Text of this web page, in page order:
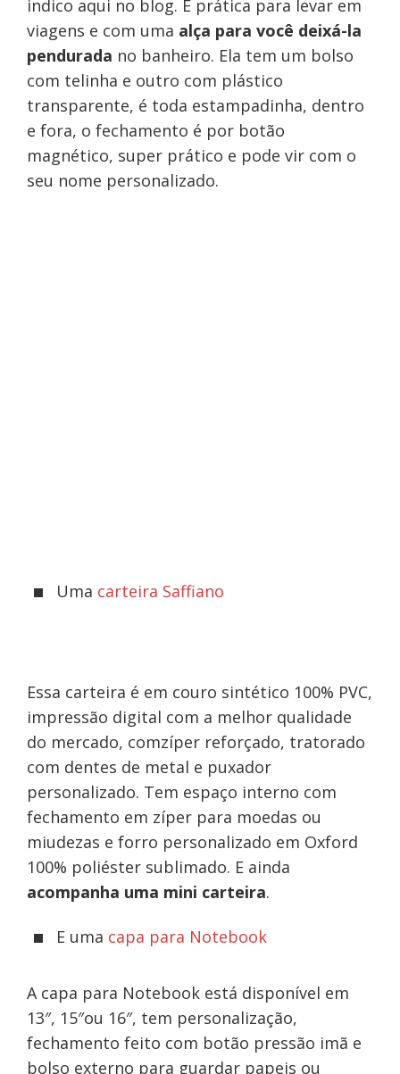
indico aqui no blog. É prática para levar em
viagens e com uma alça para você deixá-la
pendurada no banheiro. Ela tem um bolso
com telinha e outro com plástico
transparente, é toda estampadinha, dentro
e fora, o fechamento é por botão
magnético, super prático e pode vir com o
seu nome personalizado.
Uma carteira Saffiano
Essa carteira é em couro sintético 100% PVC,
impressão digital com a melhor qualidade
do mercado, comzíper reforçado, tratorado
com dentes de metal e puxador
personalizado. Tem espaço interno com
fechamento em zíper para moedas ou
miudezas e forro personalizado em Oxford
100% poliéster sublimado. E ainda
acompanha uma mini carteira.
E uma capa para Notebook
A capa para Notebook está disponível em
13″, 15″ou 16″, tem personalização,
fechamento feito com botão pressão imã e
bolso externo para guardar papeis ou